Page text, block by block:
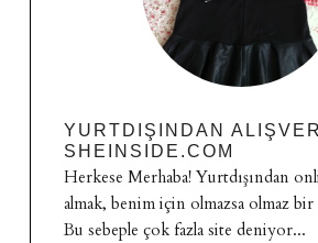
YURTDIŞINDAN
SHEINSIDE.COM
Herkese Merhaba! Yurtdışından
almak, benim için olmazsa olmaz bir
Bu sebeple çok fazla site deniyor...